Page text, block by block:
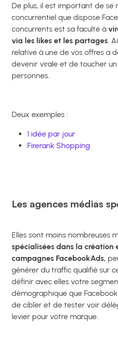
De plus, il est important de se
concurrentiel que dispose
concurrents est sa faculté à
via les likes et les partages.
relative à une de vos offres a
devenir virale et de toucher
personnes.
Deux exemples :
1 idée par jour
Firerank Shopping
Les agences médias
Elles sont moins nombreuses
spécialisées dans la
campagnes FacebookAds,
générer du traffic qualifié sur
définir avec elles votre
démographique que
de cibler et de tester voir
levier pour votre marque.